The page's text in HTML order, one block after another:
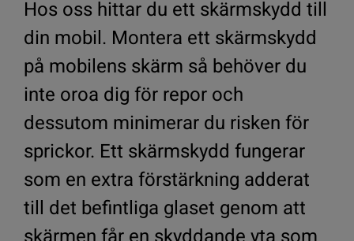
Hos oss hittar du ett skärmskydd till
din mobil. Montera ett skärmskydd
på mobilens skärm så behöver du
inte oroa dig för repor och
dessutom minimerar du risken för
sprickor. Ett skärmskydd fungerar
som en extra förstärkning adderat
till det befintliga glaset genom att